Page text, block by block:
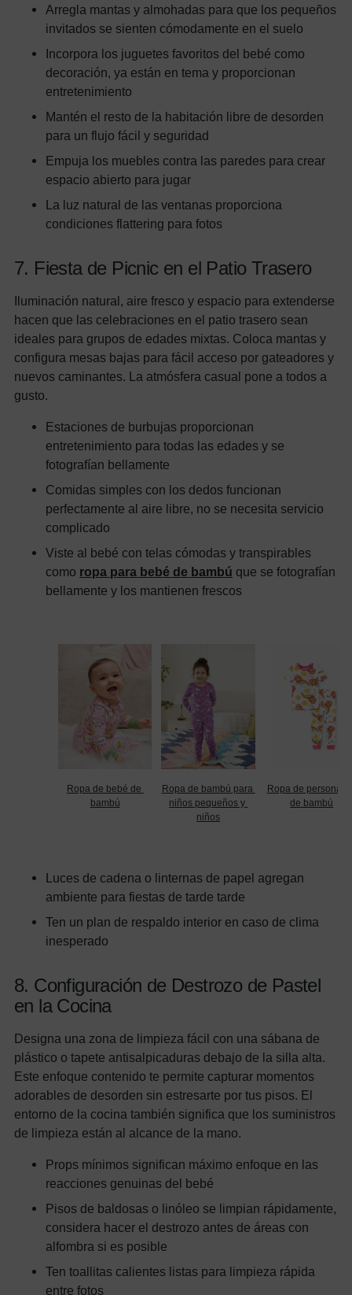
Arregla mantas y almohadas para que los pequeños
invitados se sienten cómodamente en el suelo
Incorpora los juguetes favoritos del bebé como
decoración, ya están en tema y proporcionan
entretenimiento
Mantén el resto de la habitación libre de desorden
para un flujo fácil y seguridad
Empuja los muebles contra las paredes para crear
espacio abierto para jugar
La luz natural de las ventanas proporciona
condiciones flattering para fotos
7. Fiesta de Picnic en el Patio Trasero
Iluminación natural, aire fresco y espacio para extenderse
hacen que las celebraciones en el patio trasero sean
ideales para grupos de edades mixtas. Coloca mantas y
configura mesas bajas para fácil acceso por gateadores y
nuevos caminantes. La atmósfera casual pone a todos a
gusto.
Estaciones de burbujas proporcionan
entretenimiento para todas las edades y se
fotografían bellamente
Comidas simples con los dedos funcionan
perfectamente al aire libre, no se necesita servicio
complicado
Viste al bebé con telas cómodas y transpirables
como ropa para bebé de bambú que se fotografían
bellamente y los mantienen frescos
Ropa de bebé de
bambú
Ropa de bambú para
niños pequeños y
niños
Ropa de
de bambú
Luces de cadena o linternas de papel agregan
ambiente para fiestas de tarde tarde
Ten un plan de respaldo interior en caso de clima
inesperado
8. Configuración de Destrozo de Pastel
en la Cocina
Designa una zona de limpieza fácil con una sábana de
plástico o tapete antisalpicaduras debajo de la silla alta.
Este enfoque contenido te permite capturar momentos
adorables de desorden sin estresarte por tus pisos. El
entorno de la cocina también significa que los suministros
de limpieza están al alcance de la mano.
Props mínimos significan máximo enfoque en las
reacciones genuinas del bebé
Pisos de baldosas o linóleo se limpian rápidamente,
considera hacer el destrozo antes de áreas con
alfombra si es posible
Ten toallitas calientes listas para limpieza rápida
entre fotos